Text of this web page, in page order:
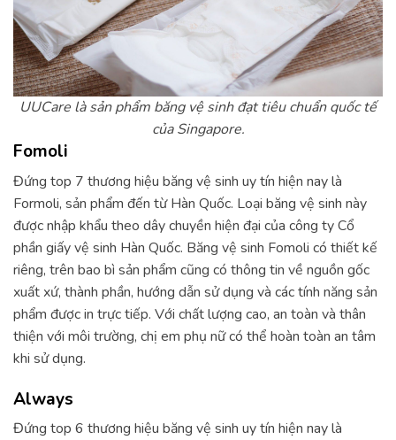
UUCare là sản phẩm băng vệ sinh đạt tiêu chuẩn quốc tế
của Singapore.
Fomoli
Đứng top 7 thương hiệu băng vệ sinh uy tín hiện nay là
Formoli, sản phẩm đến từ Hàn Quốc. Loại băng vệ sinh này
được nhập khẩu theo dây chuyền hiện đại của công ty Cổ
phần giấy vệ sinh Hàn Quốc. Băng vệ sinh Fomoli có thiết kế
riêng, trên bao bì sản phẩm cũng có thông tin về nguồn gốc
xuất xứ, thành phần, hướng dẫn sử dụng và các tính năng sản
phẩm được in trực tiếp. Với chất lượng cao, an toàn và thân
thiện với môi trường, chị em phụ nữ có thể hoàn toàn an tâm
khi sử dụng.
Always
Đứng top 6 thương hiệu băng vệ sinh uy tín hiện nay là